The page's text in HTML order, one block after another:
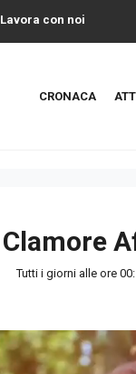
Lavora con noi
CRONACA
Clamore
Tutti i giorni alle ore